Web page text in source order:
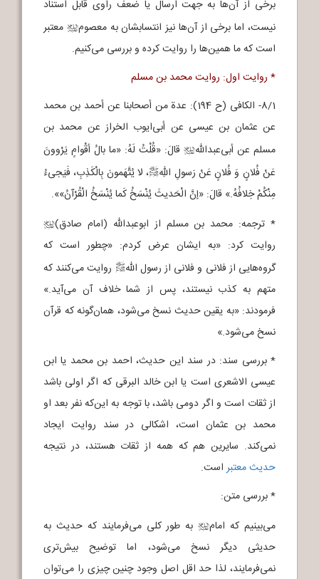
برخی از آن‌ها به جهت ارسال یا ضعف راوی قابل استناد
نیست، اما برخی از آن‌ها نیز انتسابشان به معصومj معتبر
است که ما همین‌ها را روایت کرده و بررسی می‌کنیم.
* روایت اول: روایت محمد بن مسلم
8/1- الکافی (ح 194): عدة من أصحابنا عن أحمد بن محمد
عن عثمان بن عیسی عن أبی‌ایوب الخراز عن محمد بن
مسلم عن أبی‌عبداللهj قالَ: «قُلْتُ لَهُ: «ما بالُ أقْوامٍ یَرْوونَ
عَنْ فُلانٍ وَ فُلانٍ عَنْ رَسولِ اللهِp، لا یُتَّهَمونَ بِالْکَذِبِ، فَیَجی‌ءُ
مِنْکُمْ خِلافُهُ.» قالَ: «إنَّ الْحَدیثَ یُنْسَخُ کَما یُنْسَخُ الْقُرْآنُ»».
* ترجمه: محمد بن مسلم از ابوعبدالله (امام صادق)j
روایت کرد: «به ایشان عرض کردم: «چطور است که
گروه‌هایی از فلانی و فلانی از رسول اللهp روایت می‌کنند که
متهم به کذب نیستند، پس از شما خلاف آن می‌آید.»
فرمودند: «به یقین حدیث نسخ می‌شود، همان‌گونه که قرآن
نسخ می‌شود.»
* بررسی سند: در سند این حدیث، احمد بن محمد یا ابن
عیسی الاشعری است یا ابن خالد البرقی که اگر اولی باشد
از ثقات است و اگر دومی باشد، با توجه به این‌که نفر بعد او
محمد بن عثمان است، اشکالی در سند روایت ایجاد
نمی‌کند. سایرین هم که همه از ثقات هستند، در نتیجه
حدیث معتبراست.
* بررسی متن:
می‌بینیم که امامjبه طور کلی می‌فرمایند که حدیث به
حدیثی دیگر نسخ می‌شود، اما توضیح بیش‌تری
نمی‌فرمایند، لذا حد اقل اصل وجود چنین چیزی را می‌توان